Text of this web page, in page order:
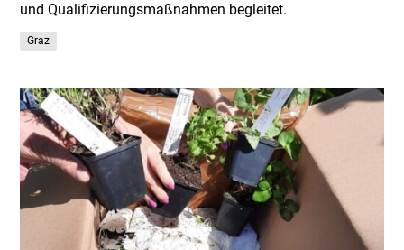
und Qualifizierungsmaßnahmen begleitet.
Graz